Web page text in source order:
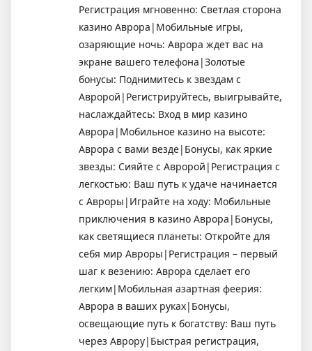
Регистрация мгновенно: Светлая сторона
казино Аврора|Мобильные игры,
озаряющие ночь: Аврора ждет вас на
экране вашего телефона|Золотые
бонусы: Поднимитесь к звездам с
Авророй|Регистрируйтесь, выигрывайте,
наслаждайтесь: Вход в мир казино
Аврора|Мобильное казино на высоте:
Аврора с вами везде|Бонусы, как яркие
звезды: Сияйте с Авророй|Регистрация с
легкостью: Ваш путь к удаче начинается
с Авроры|Играйте на ходу: Мобильные
приключения в казино Аврора|Бонусы,
как светящиеся планеты: Откройте для
себя мир Авроры|Регистрация – первый
шаг к везению: Аврора сделает его
легким|Мобильная азартная феерия:
Аврора в ваших руках|Бонусы,
освещающие путь к богатству: Ваш путь
через Аврору|Быстрая регистрация,